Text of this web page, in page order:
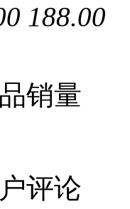
188.00
销量
评论